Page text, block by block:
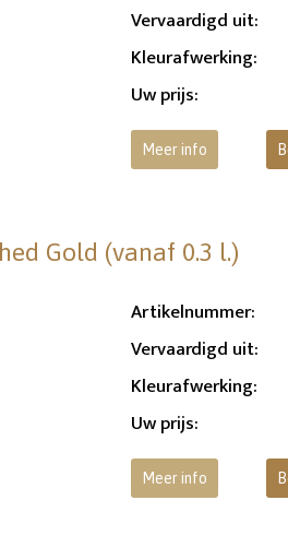
Vervaardigd uit:
Kleurafwerking:
Uw prijs:
Meer info
Gold (vanaf 0.3 l.)
Artikelnummer:
Vervaardigd uit:
Kleurafwerking:
Uw prijs:
Meer info